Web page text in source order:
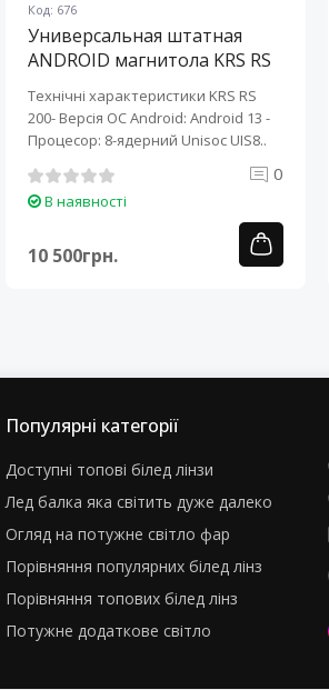
Код: 676
Универсальная штатная
ANDROID магнитола KRS RS
Технічні характеристики KRS RS
200- Версія ОС Android: Android 13 ​-
Процесор: 8-ядерний Unisoc UIS8..
0
В наявності
10 500грн.
Популярні категорії
Доступні топові білед лінзи
Лед балка яка світить дуже далеко
Огляд на потужне світло фар
Порівняння популярних білед лінз
Порівняння топових білед лінз
Потужне додаткове світло